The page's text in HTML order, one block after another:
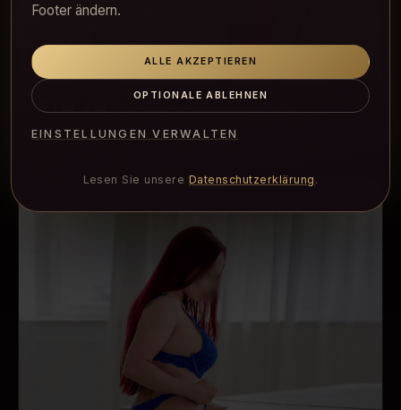
Tiffany
Markant, verspielt, selbstsicher
Footer ändern.
ALLE AKZEPTIEREN
OPTIONALE ABLEHNEN
EINSTELLUNGEN VERWALTEN
Lesen Sie unsere Datenschutzerklärung .